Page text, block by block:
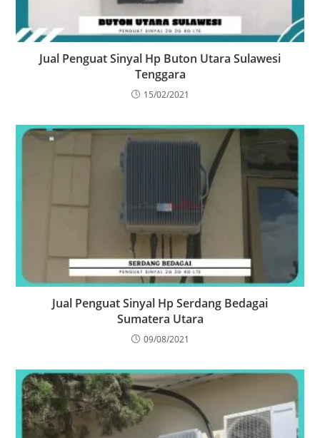
Jual Penguat Sinyal Hp Buton Utara Sulawesi
Tenggara
15/02/2021
Jual Penguat Sinyal Hp Serdang Bedagai
Sumatera Utara
09/08/2021